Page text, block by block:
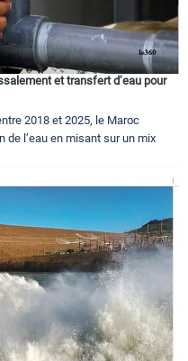
et transfert d’eau pour
2018 et 2025, le Maroc
l’eau en misant sur un mix